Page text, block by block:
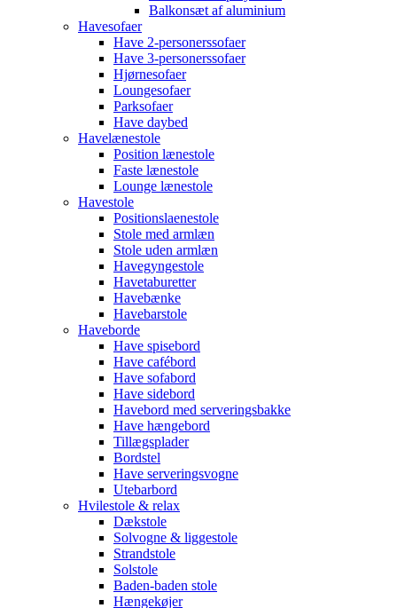
Balkonsæt af aluminium
Havesofaer
Have 2-personerssofaer
Have 3-personerssofaer
Hjørnesofaer
Loungesofaer
Parksofaer
Have daybed
Havelænestole
Position lænestole
Faste lænestole
Lounge lænestole
Havestole
Positionslaenestole
Stole med armlæn
Stole uden armlæn
Havegyngestole
Havetaburetter
Havebænke
Havebarstole
Haveborde
Have spisebord
Have cafébord
Have sofabord
Have sidebord
Havebord med serveringsbakke
Have hængebord
Tillægsplader
Bordstel
Have serveringsvogne
Utebarbord
Hvilestole & relax
Dækstole
Solvogne & liggestole
Strandstole
Solstole
Baden-baden stole
Hængekøjer